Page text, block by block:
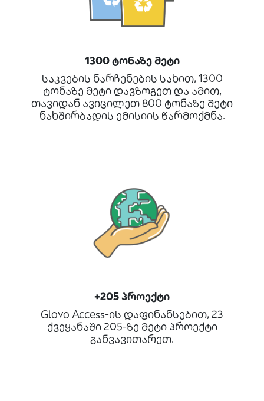
1300 ტონაზე მეტი
საკვების ნარჩენების სახით, 1300
ტონაზე მეტი დავზოგეთ და ამით,
თავიდან ავიცილეთ 800 ტონაზე მეტი
ნახშირბადის ემისიის წარმოქმნა.
+205 პროექტი
Glovo Access-ის დაფინანსებით, 23
ქვეყანაში 205-ზე მეტი პროექტი
განვავითარეთ.